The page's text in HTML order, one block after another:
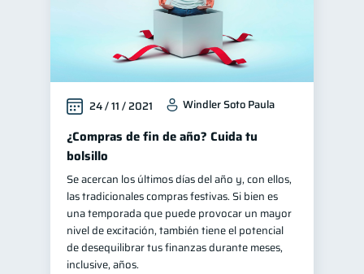
24 / 11 / 2021 Windler Soto Paula
¿Compras de fin de año? Cuida tu
bolsillo
Se acercan los últimos días del año y, con ellos,
las tradicionales compras festivas. Si bien es
una temporada que puede provocar un mayor
nivel de excitación, también tiene el potencial
de desequilibrar tus finanzas durante meses,
inclusive, años.